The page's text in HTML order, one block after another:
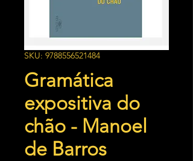
SKU: 9788556521484
Gramática
expositiva do
chão - Manoel
de Barros